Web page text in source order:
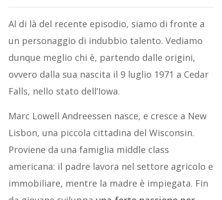
Al di là del recente episodio, siamo di fronte a
un personaggio di indubbio talento. Vediamo
dunque meglio chi è, partendo dalle origini,
ovvero dalla sua nascita il 9 luglio 1971 a Cedar
Falls, nello stato dell’Iowa.
Marc Lowell Andreessen nasce, e cresce a New
Lisbon, una piccola cittadina del Wisconsin.
Proviene da una famiglia middle class
americana: il padre lavora nel settore agricolo e
immobiliare, mentre la madre è impiegata. Fin